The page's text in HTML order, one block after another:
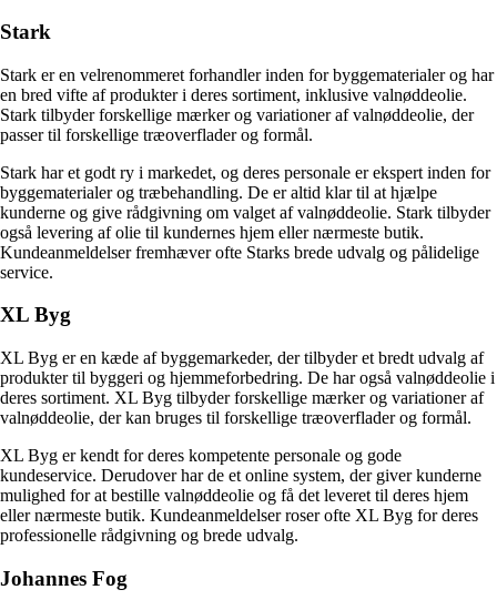
Stark
Stark er en velrenommeret forhandler inden for byggematerialer og har
en bred vifte af produkter i deres sortiment, inklusive valnøddeolie.
Stark tilbyder forskellige mærker og variationer af valnøddeolie, der
passer til forskellige træoverflader og formål.
Stark har et godt ry i markedet, og deres personale er ekspert inden for
byggematerialer og træbehandling. De er altid klar til at hjælpe
kunderne og give rådgivning om valget af valnøddeolie. Stark tilbyder
også levering af olie til kundernes hjem eller nærmeste butik.
Kundeanmeldelser fremhæver ofte Starks brede udvalg og pålidelige
service.
XL Byg
XL Byg er en kæde af byggemarkeder, der tilbyder et bredt udvalg af
produkter til byggeri og hjemmeforbedring. De har også valnøddeolie i
deres sortiment. XL Byg tilbyder forskellige mærker og variationer af
valnøddeolie, der kan bruges til forskellige træoverflader og formål.
XL Byg er kendt for deres kompetente personale og gode
kundeservice. Derudover har de et online system, der giver kunderne
mulighed for at bestille valnøddeolie og få det leveret til deres hjem
eller nærmeste butik. Kundeanmeldelser roser ofte XL Byg for deres
professionelle rådgivning og brede udvalg.
Johannes Fog